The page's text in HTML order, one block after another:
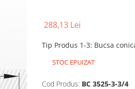
288,13 Lei
Tip Produs 1-3: Bucsa
STOC EPUIZAT
Cod Produs: BC 3525-3-3/4